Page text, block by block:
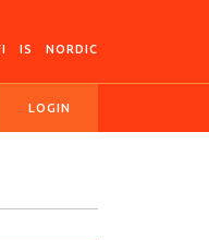
IS NORDIC
LOGIN